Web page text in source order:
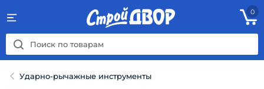
0
Ударно-рычажные инструменты